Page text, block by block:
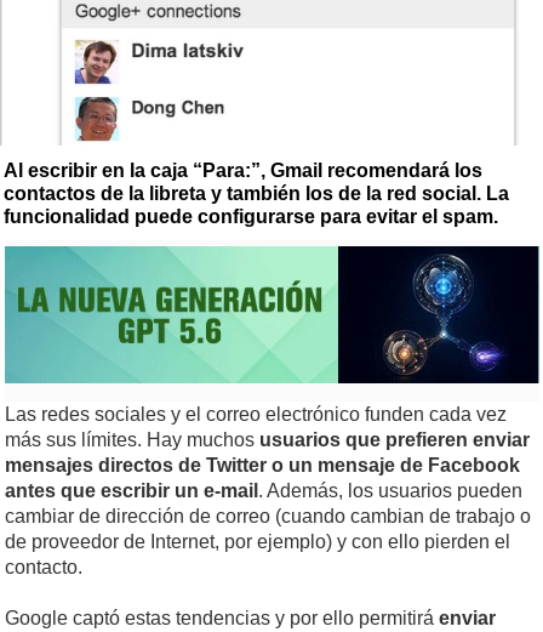
Al escribir en la caja “Para:”, Gmail recomendará los
contactos de la libreta y también los de la red social. La
funcionalidad puede configurarse para evitar el spam.
Las redes sociales y el correo electrónico funden cada vez
más sus límites. Hay muchos usuarios que prefieren enviar
mensajes directos de Twitter o un mensaje de Facebook
antes que escribir un e-mail . Además, los usuarios pueden
cambiar de dirección de correo (cuando cambian de trabajo o
de proveedor de Internet, por ejemplo) y con ello pierden el
contacto.
Google captó estas tendencias y por ello permitirá enviar